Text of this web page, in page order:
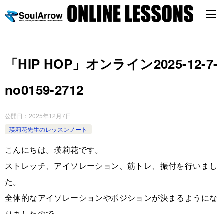
「HIP HOP」オンライン2025-12-7-
no0159-2712
公開日： 2025年12月7日
瑛莉花先生のレッスンノート
こんにちは。瑛莉花です。
ストレッチ、アイソレーション、筋トレ、振付を行いまし
た。
全体的なアイソレーションやポジションが決まるようにな